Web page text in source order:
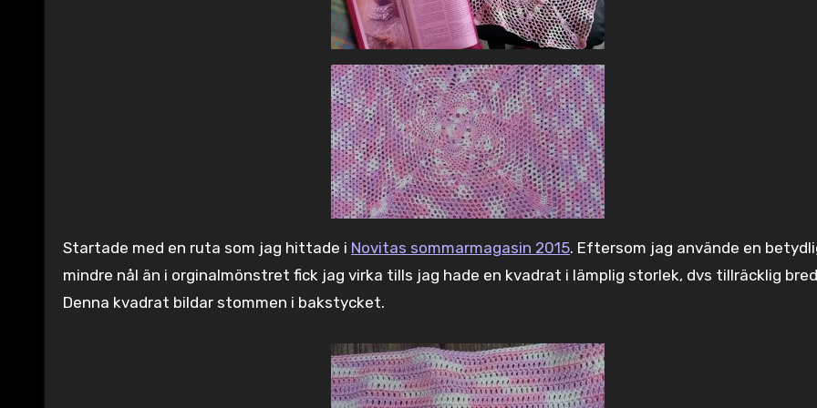
Startade med en ruta som jag hittade i Novitas sommarmagasin 2015. Eftersom jag använde en
mindre nål än i orginalmönstret fick jag virka tills jag hade en kvadrat i lämplig storlek, dvs tillräcklig
Denna kvadrat bildar stommen i bakstycket.